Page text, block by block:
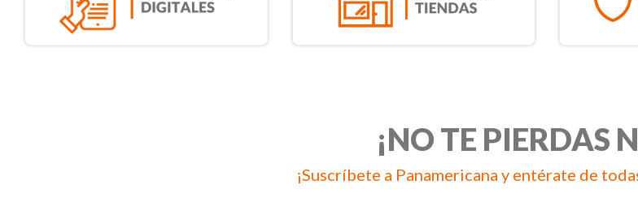
¡NO TE PIERDAS
¡Suscríbete a Panamericana y entérate de